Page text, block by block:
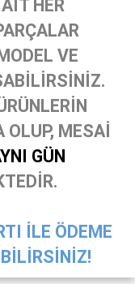
HER
VE
MESAİ
GÜN
İLE ÖDEME